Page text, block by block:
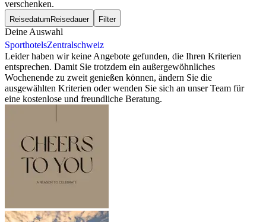
verschenken.
Reisedatum Reisedauer Filter
Deine Auswahl
SporthotelsZentralschweiz
Leider haben wir keine Angebote gefunden, die Ihren Kriterien
entsprechen. Damit Sie trotzdem ein außergewöhnliches
Wochenende zu zweit genießen können, ändern Sie die
ausgewählten Kriterien oder wenden Sie sich an unser Team für
eine kostenlose und freundliche Beratung.